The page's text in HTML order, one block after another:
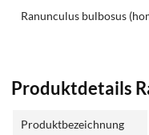
Ranunculus bulbosus
Produktdetails
Produktbezeichnung